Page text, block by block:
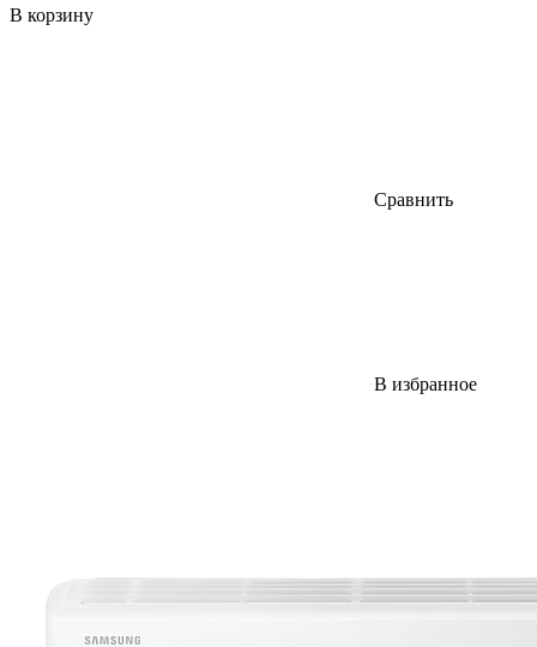
В корзину
Сравнить
В избранное